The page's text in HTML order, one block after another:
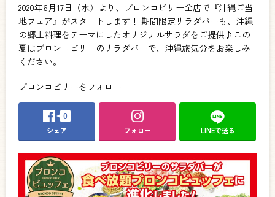
2020年6月17日（水）より、ブロンコビリー全店で『沖縄ご当
地フェア』がスタートします！ 期間限定サラダバーも、沖縄
の郷土料理をテーマにしたオリジナルサラダをご提供♪この
夏はブロンコビリーのサラダバーで、沖縄旅気分をお楽しみ
ください。
ブロンコビリーをフォロー
0
シェア フォロー LINEで送る